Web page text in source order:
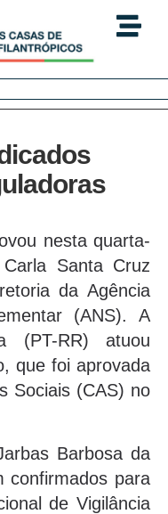
nesta quarta-
Santa Cruz
da Agência
(ANS). A
(PT-RR) atuou
que foi aprovada
Sociais (CAS) no
Barbosa da
confirmados para
de Vigilância